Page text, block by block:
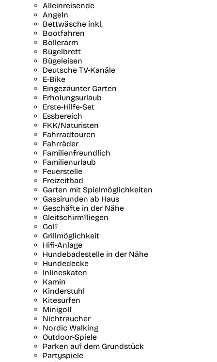
Alleinreisende
Angeln
Bettwäsche inkl.
Bootfahren
Böllerarm
Bügelbrett
Bügeleisen
Deutsche TV-Kanäle
E-Bike
Eingezäunter Garten
Erholungsurlaub
Erste-Hilfe-Set
Essbereich
FKK/Naturisten
Fahrradtouren
Fahrräder
Familienfreundlich
Familienurlaub
Feuerstelle
Freizeitbad
Garten mit Spielmöglichkeiten
Gassirunden ab Haus
Geschäfte in der Nähe
Gleitschirmfliegen
Golf
Grillmöglichkeit
Hifi-Anlage
Hundebadestelle in der Nähe
Hundedecke
Inlineskaten
Kamin
Kinderstuhl
Kitesurfen
Minigolf
Nichtraucher
Nordic Walking
Outdoor-Spiele
Parken auf dem Grundstück
Partyspiele